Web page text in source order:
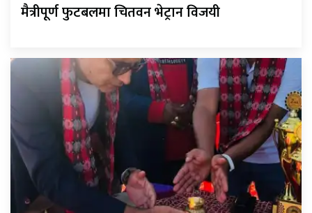
मैत्रीपूर्ण फुटबलमा चितवन भेट्रान विजयी